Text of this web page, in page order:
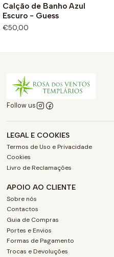
Calção de Banho Azul
Escuro - Guess
€50,00
Follow us
LEGAL E COOKIES
Termos de Uso e Privacidade
Cookies
Livro de Reclamações
APOIO AO CLIENTE
Sobre nós
Contactos
Guia de Compras
Portes e Envios
Formas de Pagamento
Trocas e Devoluções